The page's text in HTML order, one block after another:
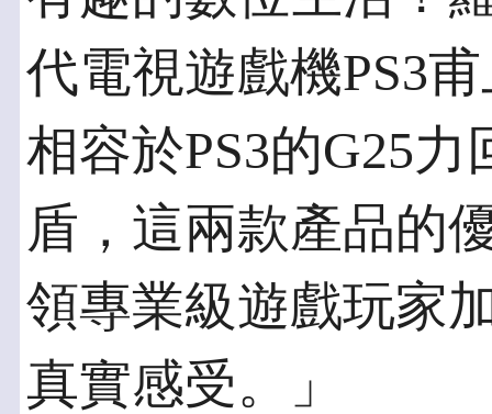
代電視遊戲機PS3
相容於PS3的G25
盾，這兩款產品的
領專業級遊戲玩家
真實感受。」